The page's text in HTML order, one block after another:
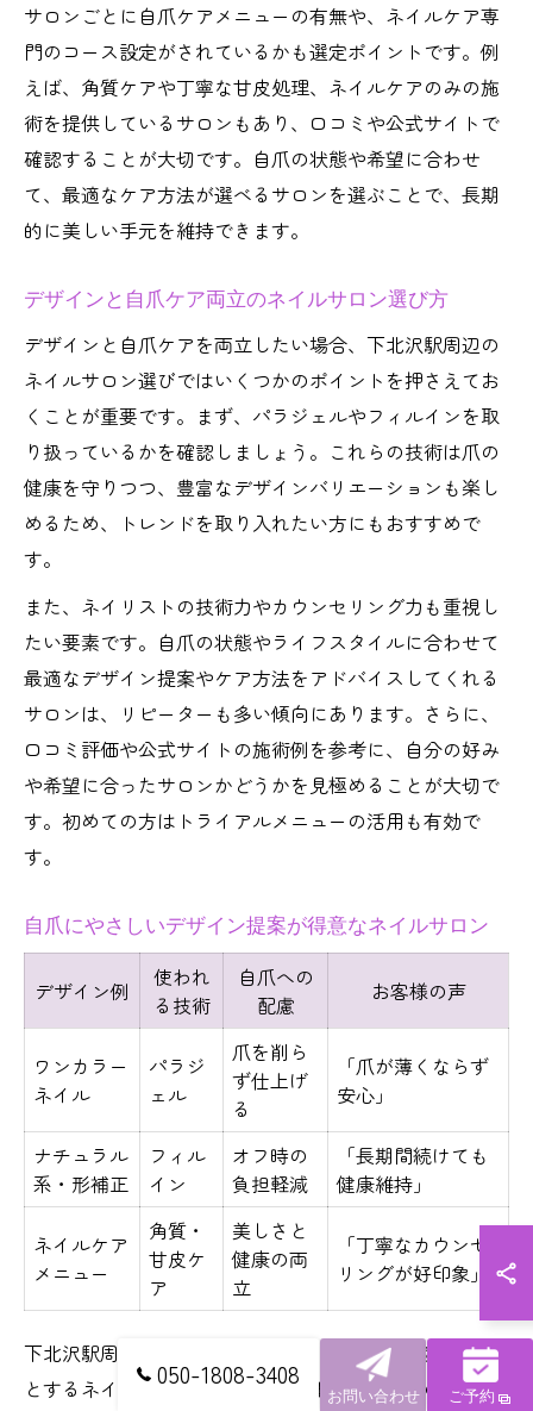
サロンごとに自爪ケアメニューの有無や、ネイルケア専
門のコース設定がされているかも選定ポイントです。例
えば、角質ケアや丁寧な甘皮処理、ネイルケアのみの施
術を提供しているサロンもあり、口コミや公式サイトで
確認することが大切です。自爪の状態や希望に合わせ
て、最適なケア方法が選べるサロンを選ぶことで、長期
的に美しい手元を維持できます。
デザインと自爪ケア両立のネイルサロン選び方
デザインと自爪ケアを両立したい場合、下北沢駅周辺の
ネイルサロン選びではいくつかのポイントを押さえてお
くことが重要です。まず、パラジェルやフィルインを取
り扱っているかを確認しましょう。これらの技術は爪の
健康を守りつつ、豊富なデザインバリエーションも楽し
めるため、トレンドを取り入れたい方にもおすすめで
す。
また、ネイリストの技術力やカウンセリング力も重視し
たい要素です。自爪の状態やライフスタイルに合わせて
最適なデザイン提案やケア方法をアドバイスしてくれる
サロンは、リピーターも多い傾向にあります。さらに、
口コミ評価や公式サイトの施術例を参考に、自分の好み
や希望に合ったサロンかどうかを見極めることが大切で
す。初めての方はトライアルメニューの活用も有効で
す。
自爪にやさしいデザイン提案が得意なネイルサロン
デザイン例
使われ
る技術
自爪への
配慮
お客様の声
ワンカラー
ネイル
パラジ
ェル
爪を削ら
ず仕上げ
る
「爪が薄くならず
安心」
ナチュラル
系・形補正
フィル
イン
オフ時の
負担軽減
「長期間続けても
健康維持」
ネイルケア
メニュー
角質・
甘皮ケ
ア
美しさと
健康の両
立
「丁寧なカウンセ
リングが好印象」
下北沢駅周辺には、自爪にやさしいデザイン提案を得意
とするネイルサロンが多く存在します。これらのサロン
050-1808-3408
お問い合わせ ご予約